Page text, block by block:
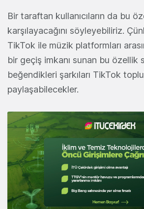
Bir taraftan kullanıcıların da bu
karşılayacağını söyleyebiliriz.
TikTok ile müzik platformları
bir geçiş imkanı sunan bu özellik
beğendikleri şarkıları TikTok
paylaşabilecekler.